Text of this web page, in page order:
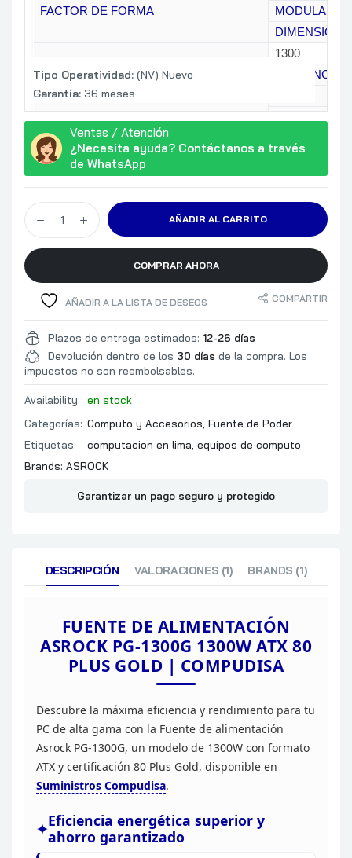
FACTOR DE FORMA
MODULAR
1300
EFICIENCIA
CONECTORES DE FUENTE
Perifericos 4
1 x 16-pin
TIPO DE FAN
CERTIFICACIONES
OTP
SCP
OVP
LARGO FUENTE POWER
Tipo Operatividad: (NV) Nuevo
Garantía: 36 meses
Ventas / Atención
¿Necesita ayuda? Contáctanos a través
de WhatsApp
AÑADIR AL CARRITO
COMPRAR AHORA
AÑADIR A LA LISTA DE DESEOS COMPARTIR
Plazos de entrega estimados: 12-26 días
Devolución dentro de los 30 días de la compra. Los
impuestos no son reembolsables.
Availability:
en stock
Categorías: Computo y Accesorios Fuente de Poder
Etiquetas:
computacion en lima equipos de computo
Brands: ASROCK
Garantizar un pago seguro y protegido
DESCRIPCIÓN VALORACIONES (1) BRANDS (1)
FUENTE DE ALIMENTACIÓN
ASROCK PG-1300G 1300W ATX 80
PLUS GOLD | COMPUDISA
Descubre la máxima eficiencia y rendimiento para tu
PC de alta gama con la Fuente de alimentación
Asrock PG-1300G, un modelo de 1300W con formato
ATX y certificación 80 Plus Gold, disponible en
Suministros Compudisa.
Eficiencia energética superior y
ahorro garantizado